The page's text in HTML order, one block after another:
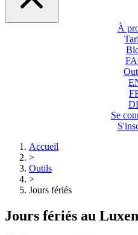
À
Se
Accueil
>
Outils
>
Jours fériés
Jours fériés au